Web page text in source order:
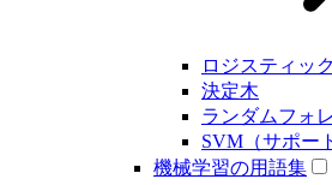
ロジスティッ
決定木
ランダムフォ
SVM（サポー
機械学習の用語集